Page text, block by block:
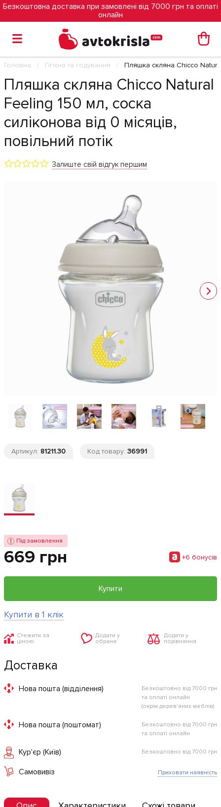
Безкоштовна доставка при замовлені від 7000 грн та оплаті
онлайн
Головна Гігієна та годування Пляшка скляна Chicco Natural
Пляшка скляна Chicco Natural
Feeling 150 мл, соска
силіконова від 0 місяців,
повільний потік
Залиште свій відгук першим
Артикул: 81211.30 Код товару: 36991
Під замовлення
669 грн +6 бонусiв
Купити
Купити в 1 клік
Стежити за
ціною
Додати у
обране
Додати у
порівняння
Доставка
Нова пошта (відділення)
Безкоштовно від 7000 грн
та оплаті онлайн
(окрім дерев'яних меблів)
Нова пошта (поштомат)
Безкоштовно від 7000 грн
та оплаті онлайн
Кур'єр (Київ) Безкоштовно від 7000 грн
Самовивіз Приховати наявність